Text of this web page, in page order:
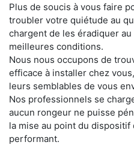
Plus de soucis à vous faire
troubler votre quiétude au
chargent de les éradiquer
meilleures conditions.
Nous nous occupons de
efficace à installer chez
leurs semblables de vous
Nos professionnels se
aucun rongeur ne puisse
la mise au point du
performant.